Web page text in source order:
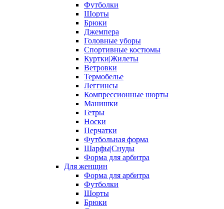
Футболки
Шорты
Брюки
Джемпера
Головные уборы
Спортивные костюмы
Куртки|Жилеты
Ветровки
Термобелье
Леггинсы
Компрессионные шорты
Манишки
Гетры
Носки
Перчатки
Футбольная форма
Шарфы|Снуды
Форма для арбитра
Для женщин
Форма для арбитра
Футболки
Шорты
Брюки